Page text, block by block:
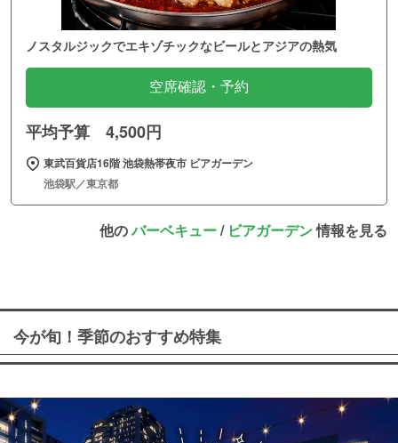
ノスタルジックでエキゾチックなビールとアジアの熱気
空席確認・予約
平均予算 4,500円
東武百貨店16階 池袋熱帯夜市 ビアガーデン
池袋駅／東京都
他のバーベキュー/ ビアガーデン情報を見る
今が旬！季節のおすすめ特集